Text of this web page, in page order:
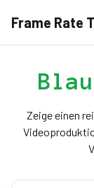
Frame Rate
Zeige einen